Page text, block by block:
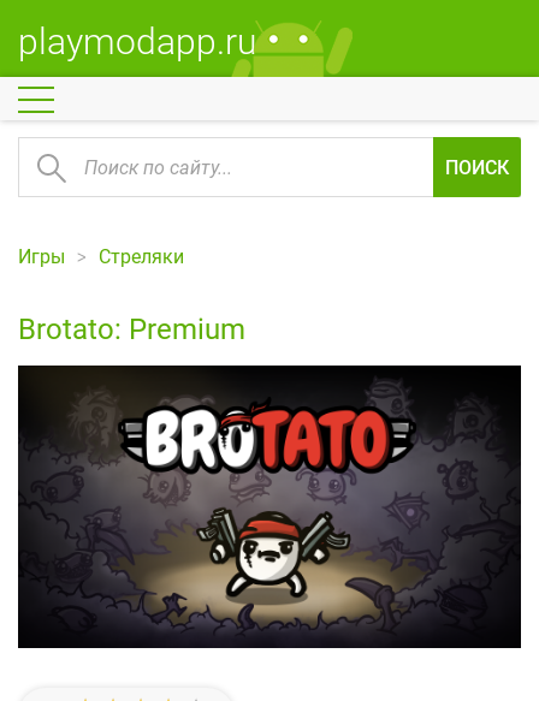
playmodapp.ru
ПОИСК
Игры Стреляки
Brotato: Premium